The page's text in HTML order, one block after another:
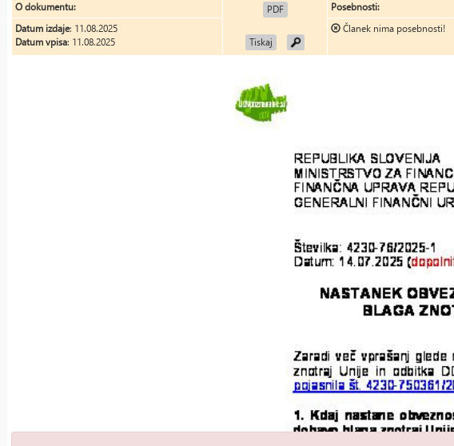
O dokumentu: PDF
Tiskaj
Posebnosti:
Datum izdaje: 11.08.2025
Datum vpisa: 11.08.2025
Članek nima posebnosti!